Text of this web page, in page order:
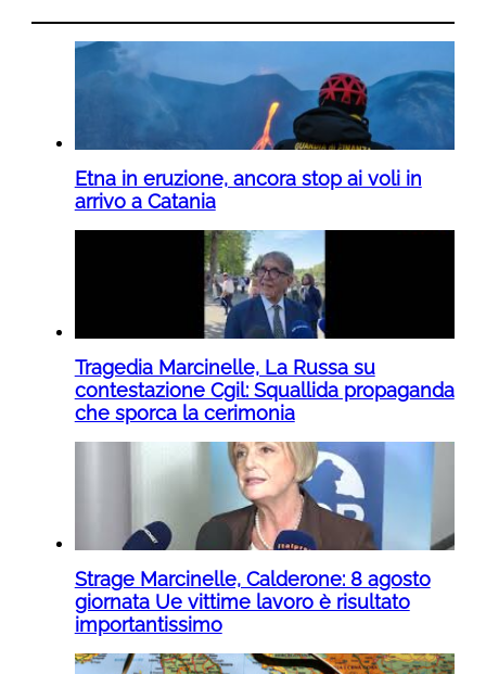
Etna in eruzione, ancora stop ai voli in
arrivo a Catania
Tragedia Marcinelle, La Russa su
contestazione Cgil: Squallida propaganda
che sporca la cerimonia
Strage Marcinelle, Calderone: 8 agosto
giornata Ue vittime lavoro è risultato
importantissimo